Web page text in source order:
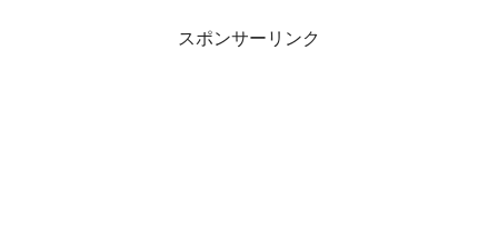
スポンサーリンク